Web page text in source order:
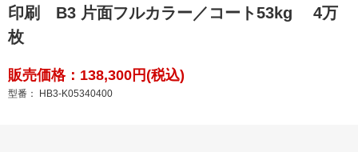
印刷 B3 片面フルカラー／コート53kg 4万
枚
販売価格：138,300円(税込)
型番： HB3-K05340400